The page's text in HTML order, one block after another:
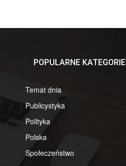
POPULARNE KATEGORIE
Temat dnia
Publicystyka
Polityka
Polska
Społeczeństwo